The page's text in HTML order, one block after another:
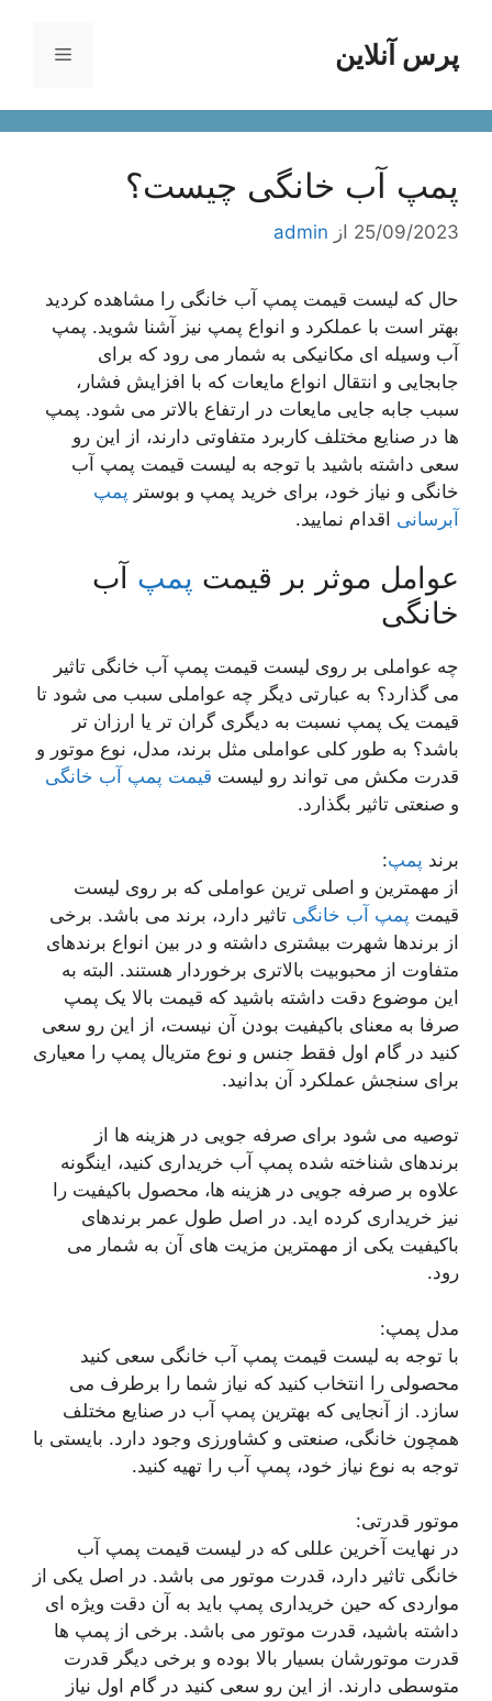
محتواپرس آنلاین فهرست
پمپ آب خانگی چیست؟
25/09/2023 از admin
حال که لیست قیمت پمپ آب خانگی را مشاهده کردید
بهتر است با عملکرد و انواع پمپ نیز آشنا شوید. پمپ
آب وسیله ای مکانیکی به شمار می رود که برای
جابجایی و انتقال انواع مایعات که با افزایش فشار،
سبب جابه جایی مایعات در ارتفاع بالاتر می شود. پمپ
ها در صنایع مختلف کاربرد متفاوتی دارند، از این رو
سعی داشته باشید با توجه به لیست قیمت پمپ آب
خانگی و نیاز خود، برای خرید پمپ و بوستر پمپ
آبرسانی اقدام نمایید.
عوامل موثر بر قیمت پمپ آب
خانگی
چه عواملی بر روی لیست قیمت پمپ آب خانگی تاثیر
می گذارد؟ به عبارتی دیگر چه عواملی سبب می شود تا
قیمت یک پمپ نسبت به دیگری گران تر یا ارزان تر
باشد؟ به طور کلی عواملی مثل برند، مدل، نوع موتور و
قدرت مکش می تواند رو لیست قیمت پمپ آب خانگی
و صنعتی تاثیر بگذارد.
برند پمپ:
از مهمترین و اصلی ترین عواملی که بر روی لیست
قیمت پمپ آب خانگی تاثیر دارد، برند می باشد. برخی
از برندها شهرت بیشتری داشته و در بین انواع برندهای
متفاوت از محبوبیت بالاتری برخوردار هستند. البته به
این موضوع دقت داشته باشید که قیمت بالا یک پمپ
صرفا به معنای باکیفیت بودن آن نیست، از این رو سعی
کنید در گام اول فقط جنس و نوع متریال پمپ را معیاری
برای سنجش عملکرد آن بدانید.
توصیه می شود برای صرفه جویی در هزینه ها از
برندهای شناخته شده پمپ آب خریداری کنید، اینگونه
علاوه بر صرفه جویی در هزینه ها، محصول باکیفیت را
نیز خریداری کرده اید. در اصل طول عمر برندهای
باکیفیت یکی از مهمترین مزیت های آن به شمار می
رود.
مدل پمپ:
با توجه به لیست قیمت پمپ آب خانگی سعی کنید
محصولی را انتخاب کنید که نیاز شما را برطرف می
سازد. از آنجایی که بهترین پمپ آب در صنایع مختلف
همچون خانگی، صنعتی و کشاورزی وجود دارد. بایستی با
توجه به نوع نیاز خود، پمپ آب را تهیه کنید.
موتور قدرتی:
در نهایت آخرین عللی که در لیست قیمت پمپ آب
خانگی تاثیر دارد، قدرت موتور می باشد. در اصل یکی از
مواردی که حین خریداری پمپ باید به آن دقت ویژه ای
داشته باشید، قدرت موتور می باشد. برخی از پمپ ها
قدرت موتورشان بسیار بالا بوده و برخی دیگر قدرت
متوسطی دارند. از این رو سعی کنید در گام اول نیاز